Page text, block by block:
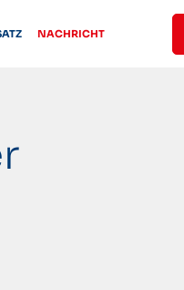
NACHRICHT